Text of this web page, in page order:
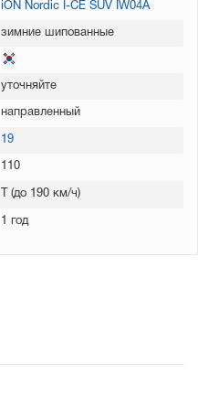
iON Nordic I-CE SUV IW04A
зимние шипованные
уточняйте
направленный
19
110
T (до 190 км/ч)
1 год